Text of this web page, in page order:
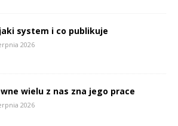
system i co publikuje
2026
wielu z nas zna jego prace
2026